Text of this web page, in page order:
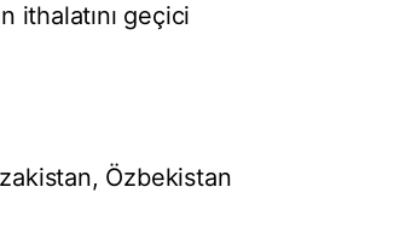
ithalatını geçici
Özbekistan